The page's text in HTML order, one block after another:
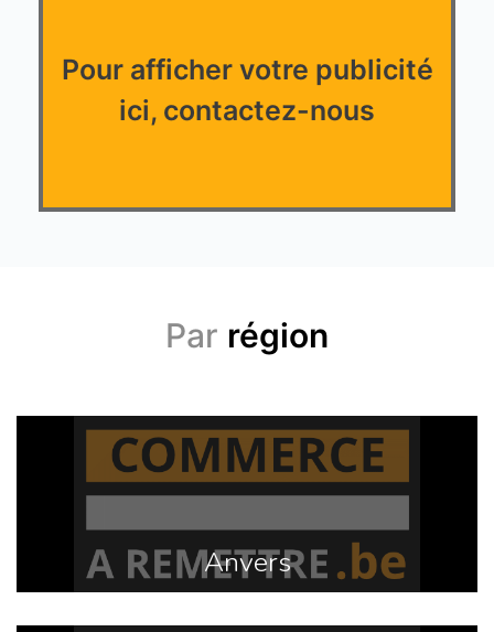
Pour afficher votre publicité
ici, contactez-nous
Par région
Anvers